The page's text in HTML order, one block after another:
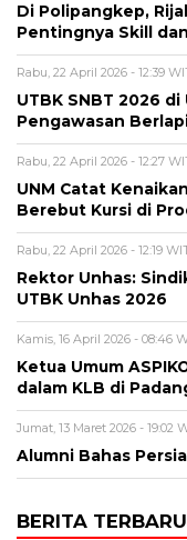
Di Polipangkep,
Pentingnya Skill
Rabu, 22 April 2026 - 12:39
UTBK SNBT 2026
Pengawasan
Rabu, 22 April 2026 - 12:27
UNM Catat
Berebut Kursi di
Rabu, 22 April 2026 - 12:19
Rektor Unhas:
UTBK Unhas 2026
Kamis, 16 April 2026 - 08:46
Ketua Umum
dalam KLB di
Jumat, 13 Maret 2026 - 19:02
Alumni Bahas
BERITA TERBARU